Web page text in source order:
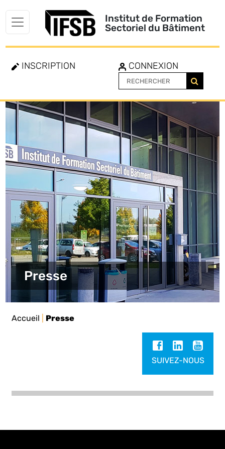
Institut de Formation
Sectoriel du Bâtiment
INSCRIPTION CONNEXION
navigation
Presse
Accueil Presse
SUIVEZ-NOUS